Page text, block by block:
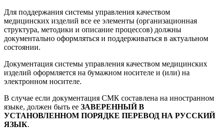
Для поддержания системы управления качеством
медицинских изделий все ее элементы (организационная
структура, методики и описание процессов) должны
документально оформляться и поддерживаться в актуальном
состоянии.
Документация системы управления качеством медицинских
изделий оформляется на бумажном носителе и (или) на
электронном носителе.
В случае если документация СМК составлена на иностранном
языке, должен быть ее ЗАВЕРЕННЫЙ В
УСТАНОВЛЕННОМ ПОРЯДКЕ ПЕРЕВОД НА РУССКИЙ
ЯЗЫК.